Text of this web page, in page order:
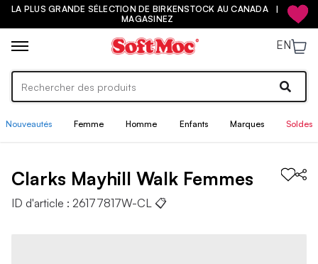
LA PLUS GRANDE SÉLECTION DE BIRKENSTOCK AU CANADA |
MAGASINEZ
EN
Nouveautés Femme Homme Enfants Marques Soldes
Clarks Mayhill Walk Femmes
ID d'article : 26177817W-CL 📋